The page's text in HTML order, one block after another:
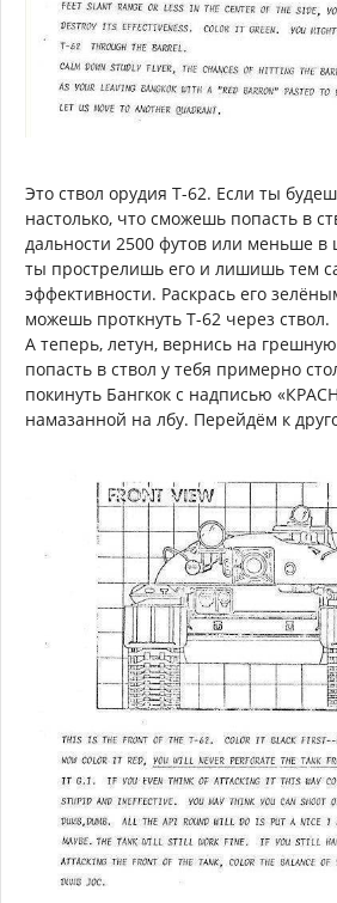
Это ствол орудия Т-62. Если ты
настолько, что сможешь попасть в
дальности 2500 футов или меньше в
ты прострелишь его и лишишь тем
эффективности. Раскрась его
можешь проткнуть Т-62 через ствол.
А теперь, летун, вернись на
попасть в ствол у тебя примерно
покинуть Бангкок с надписью
намазанной на лбу. Перейдём к